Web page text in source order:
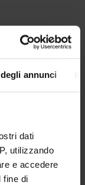
annunci
dati
utilizzando
e accedere
fine di